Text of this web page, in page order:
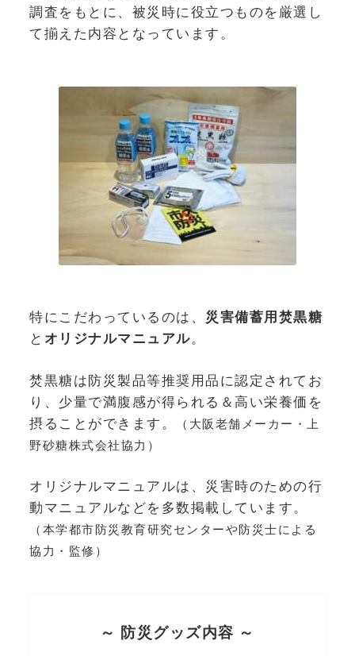
調査をもとに、被災時に役立つものを厳選し
て揃えた内容となっています。
特にこだわっているのは、 災害備蓄用焚黒糖
と オリジナルマニュアル。
焚黒糖は防災製品等推奨用品に認定されてお
り、少量で満腹感が得られる＆高い栄養価を
摂ることができます。
（大阪老舗メーカー・上
野砂糖株式会社協力）
オリジナルマニュアルは、災害時のための行
動マニュアルなどを多数掲載しています。
（本学都市防災教育研究センターや防災士による
協力・監修）
～ 防災グッズ内容 ～